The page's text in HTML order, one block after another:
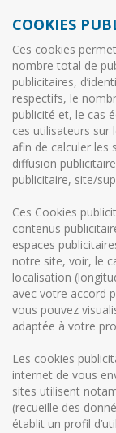
COOKIES
Ces cookies
nombre total de
publicitaires,
respectifs, le
publicité et, le cas
ces utilisateurs sur
afin de calculer les
diffusion
publicitaire, site/
Ces Cookies
contenus
espaces
notre site, voir, le
localisation
avec votre accord
vous pouvez
adaptée à votre
Les cookies
internet de vous
sites utilisent
(recueille des
établit un profil